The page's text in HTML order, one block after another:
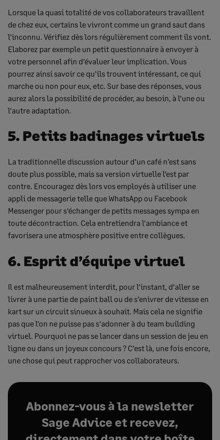
Lorsque la quasi totalité de vos collaborateurs travaillent
de chez eux, certains le vivront comme un grand saut dans
l’inconnu. Vérifiez dès lors régulièrement comment ils vont.
Elaborez par exemple un petit questionnaire à envoyer à
votre personnel afin d’évaluer leur implication. Vous
pourrez ainsi savoir ce qu’ils trouvent intéressant, ce qui
marche ou non pour eux, etc. Sur base des réponses, vous
aurez alors la possibilité de procéder, au besoin, à l’une ou
l’autre adaptation.
5. Petits badinages virtuels
La traditionnelle discussion autour d’un café n’est sans
doute plus possible, mais sa version virtuelle l’est par
contre. Encouragez dès lors vos employés à utiliser une
appli de messagerie telle que WhatsApp ou Facebook
Messenger pour s’échanger de petits messages sympa en
toute décontraction. Cela entretiendra l’ambiance et
favorisera une atmosphère positive entre collègues.
6. Esprit d’équipe virtuel
Il est malheureusement interdit, pour l’instant, d’aller se
livrer à une partie de paint ball ou de s’enivrer de vitesse en
kart sur un circuit sinueux à souhait. Mais cela ne signifie
pas que l’on ne puisse pas s’adonner à du team building
virtuel. Pourquoi ne pas se lancer dans un session de jeu en
ligne ou dans un joyeux concours ? C’est là, une fois encore,
une chose qui peut rapprocher vos collaborateurs.
Abonnez-vous à la newsletter
Sage Advice et recevez,